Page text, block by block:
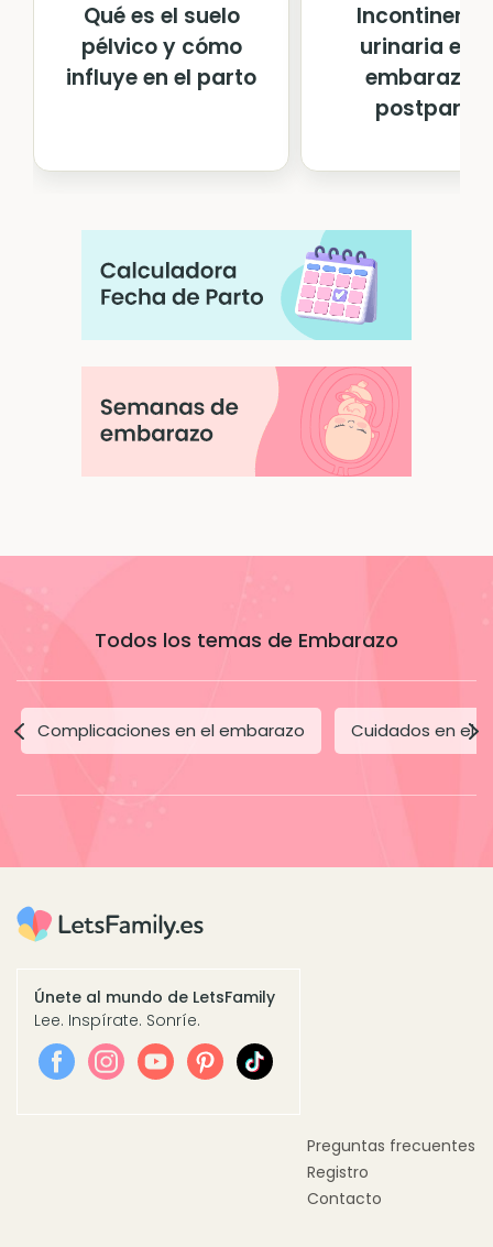
Qué es el suelo
pélvico y cómo
influye en el parto
urinaria en
embarazo y
postparto
Todos los temas de Embarazo
Complicaciones en el embarazo Cuidados en el
Únete al mundo de LetsFamily
Lee. Inspírate. Sonríe.
Preguntas frecuentes
Registro
Contacto